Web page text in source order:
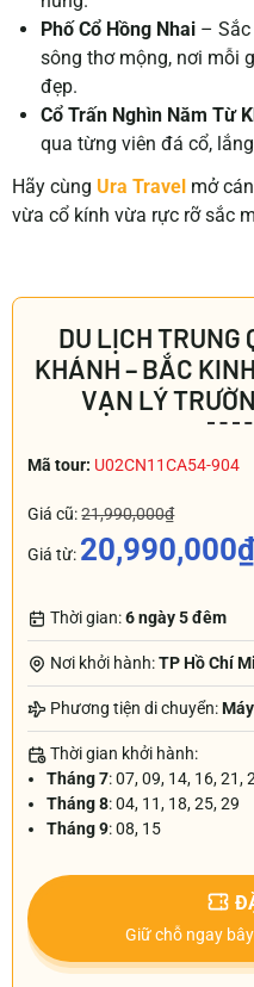
Phố Cổ Hồng Nhai –
sông thơ mộng, nơi mỗi
đẹp.
Cổ Trấn Nghìn Năm Từ
qua từng viên đá cổ,
Hãy cùng Ura Travel mở
vừa cổ kính vừa rực rỡ sắc
DU LỊCH TRUNG
KHÁNH – BẮC
VẠN LÝ
Mã tour: U02CN11CA54-904
Giá cũ:21,990,000₫
Giá từ:
Thời gian:6 ngày 5 đêm
Nơi khởi hành:TP Hồ Chí
Phương tiện di chuyển:
Thời gian khởi hành:
Tháng 7: 07, 09, 14, 16, 21,
Tháng 8: 04, 11, 18, 25, 29
Tháng 9: 08, 15
Giữ chỗ ngay